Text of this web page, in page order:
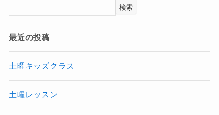
検索
最近の投稿
土曜キッズクラス
土曜レッスン